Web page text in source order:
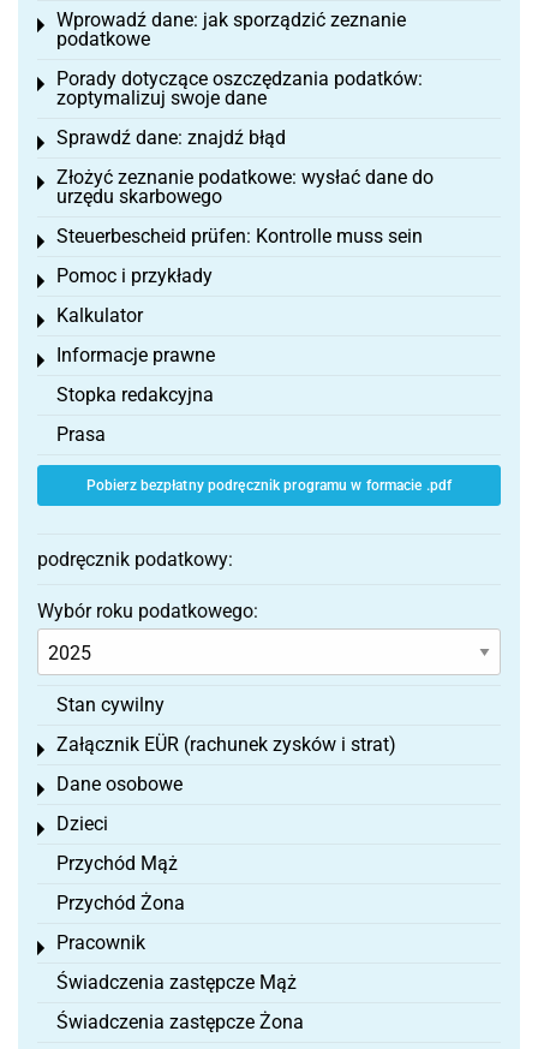
Wprowadź dane: jak sporządzić zeznanie
podatkowe
Toggle menu
Porady dotyczące oszczędzania podatków:
zoptymalizuj swoje dane
Toggle menu
Sprawdź dane: znajdź błąd
Toggle menu
Złożyć zeznanie podatkowe: wysłać dane do
urzędu skarbowego
Toggle menu
Steuerbescheid prüfen: Kontrolle muss sein
Toggle menu
Pomoc i przykłady
Toggle menu
Kalkulator
Toggle menu
Informacje prawne
Toggle menu
Stopka redakcyjna
Prasa
Pobierz bezpłatny podręcznik programu w formacie .pdf
podręcznik podatkowy:
Wybór roku podatkowego:
Stan cywilny
Załącznik EÜR (rachunek zysków i strat)
Toggle menu
Dane osobowe
Toggle menu
Dzieci
Toggle menu
Przychód Mąż
Przychód Żona
Pracownik
Toggle menu
Świadczenia zastępcze Mąż
Świadczenia zastępcze Żona